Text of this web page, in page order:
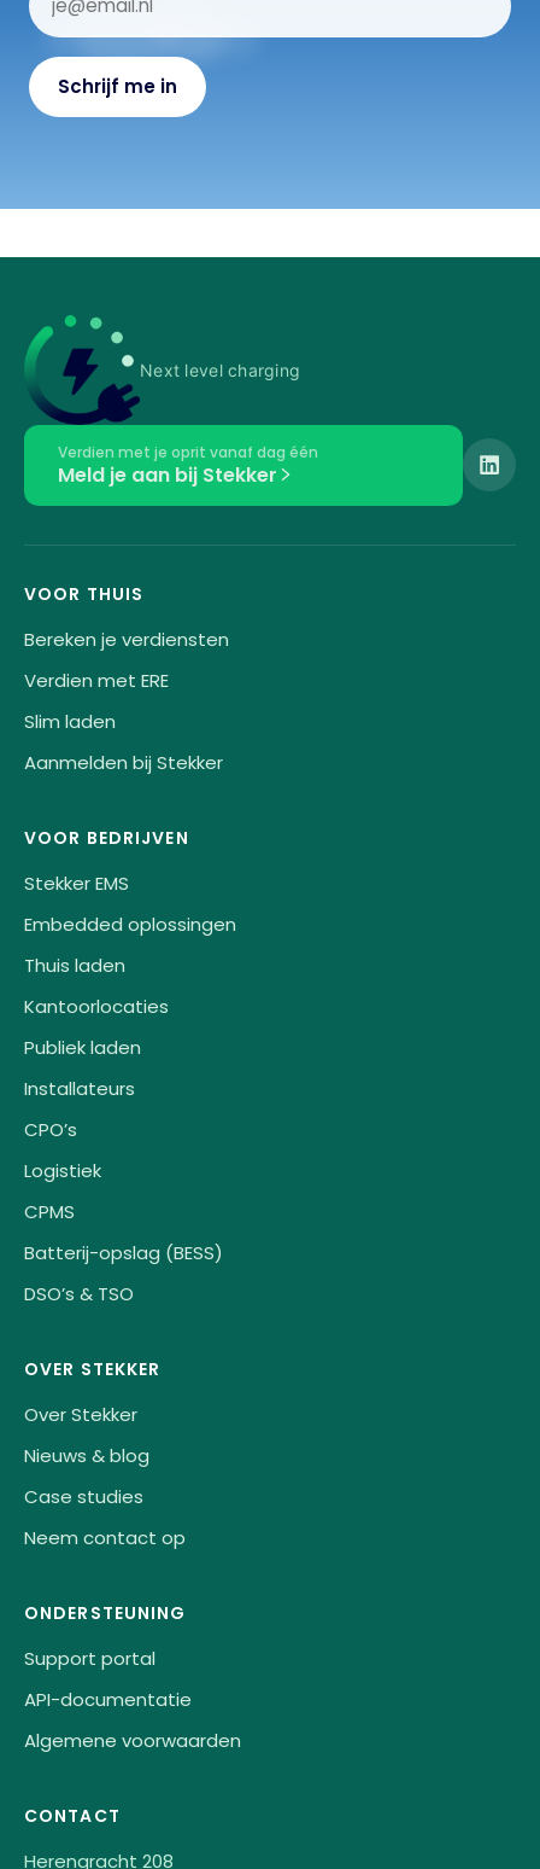
Next level charging
Verdien met je oprit vanaf dag één
Meld je aan bij Stekker
VOOR THUIS
Bereken je verdiensten
Verdien met ERE
Slim laden
Aanmelden bij Stekker
VOOR BEDRIJVEN
Stekker EMS
Embedded oplossingen
Thuis laden
Kantoorlocaties
Publiek laden
Installateurs
CPO’s
Logistiek
CPMS
Batterij-opslag (BESS)
DSO’s & TSO
OVER STEKKER
Over Stekker
Nieuws & blog
Case studies
Neem contact op
ONDERSTEUNING
Support portal
API-documentatie
Algemene voorwaarden
CONTACT
Herengracht 208